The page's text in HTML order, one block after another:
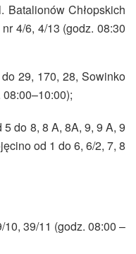
Batalionów Chłopskich
4/6, 4/13 (godz. 08:30
29, 170, 28, Sowinko
do 8, 8 A, 8A, 9, 9 A, 9
od 1 do 6, 6/2, 7, 8
10, 39/11 (godz. 08:00 –